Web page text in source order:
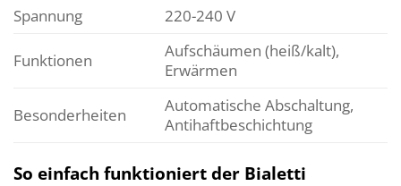
Spannung
220-240 V
Funktionen
Aufschäumen (heiß/kalt),
Erwärmen
Besonderheiten
Automatische Abschaltung,
Antihaftbeschichtung
So einfach funktioniert der Bialetti